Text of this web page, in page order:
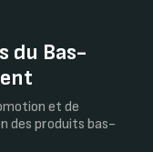
du Bas-
et de
des produits bas-